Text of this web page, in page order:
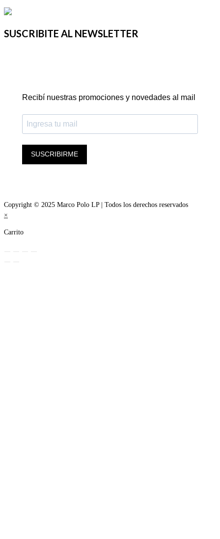
SUSCRIBITE AL NEWSLETTER
Recibí nuestras promociones y novedades al mail
SUSCRIBIRME
Copyright © 2025 Marco Polo LP | Todos los derechos reservados
×
Carrito